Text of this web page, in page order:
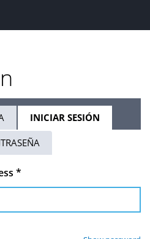
INICIAR SESIÓN
ACTIVA)
*